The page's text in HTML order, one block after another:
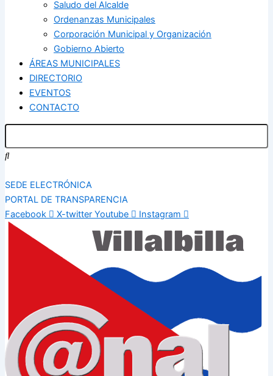
Saludo del Alcalde
Ordenanzas Municipales
Corporación Municipal y Organización
Gobierno Abierto
ÁREAS MUNICIPALES
DIRECTORIO
EVENTOS
CONTACTO
SEDE ELECTRÓNICA
PORTAL DE TRANSPARENCIA
Facebook
X-twitter Youtube Instagram